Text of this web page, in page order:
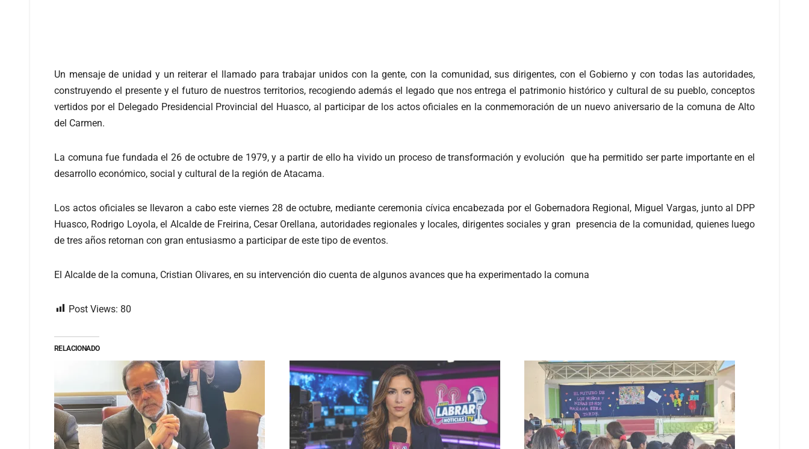
Un mensaje de unidad y un reiterar el llamado para trabajar unidos con la gente, con la comunidad, sus dirigentes, con el Gobierno y con todas las autoridades,
construyendo el presente y el futuro de nuestros territorios, recogiendo además el legado que nos entrega el patrimonio histórico y cultural de su pueblo, conceptos
vertidos por el Delegado Presidencial Provincial del Huasco, al participar de los actos oficiales en la conmemoración de un nuevo aniversario de la comuna de Alto
del Carmen.
La comuna fue fundada el 26 de octubre de 1979, y a partir de ello ha vivido un proceso de transformación y evolución que ha permitido ser parte importante en el
desarrollo económico, social y cultural de la región de Atacama.
Los actos oficiales se llevaron a cabo este viernes 28 de octubre, mediante ceremonia cívica encabezada por el Gobernadora Regional, Miguel Vargas, junto al DPP
Huasco, Rodrigo Loyola, el Alcalde de Freirina, Cesar Orellana, autoridades regionales y locales, dirigentes sociales y gran presencia de la comunidad, quienes luego
de tres años retornan con gran entusiasmo a participar de este tipo de eventos.
El Alcalde de la comuna, Cristian Olivares, en su intervención dio cuenta de algunos avances que ha experimentado la comuna
Post Views: 80
RELACIONADO